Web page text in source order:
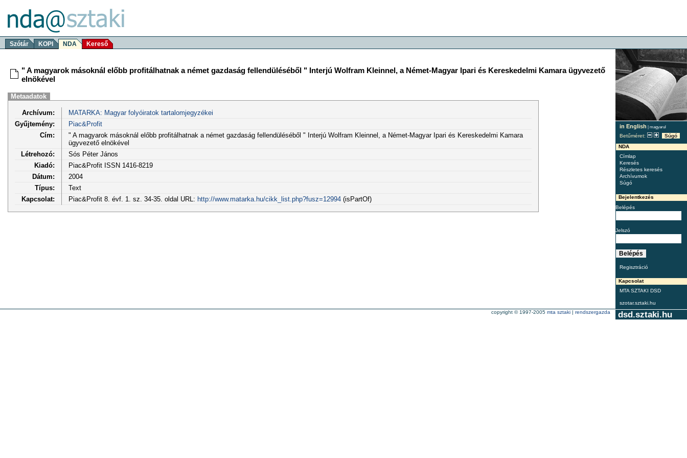
Szótár KOPI NDA Kereső
in English | magyarul
Betűméret:
Súgó
NDA
Címlap
Keresés
Részletes keresés
Archívumok
Súgó
Bejelentkezés
Belépés
Jelszó
Regisztráció
Kapcsolat
MTA SZTAKI DSD
szotar.sztaki.hu
" A magyarok másoknál előbb profitálhatnak a német gazdaság fellendüléséből " Interjú Wolfram Kleinnel, a Német-Magyar Ipari és Kereskedelmi Kamara ügyvezető
elnökével
Metaadatok
Archívum:
MATARKA: Magyar folyóiratok tartalomjegyzékei
Gyűjtemény:
Piac&Profit
Cím:
" A magyarok másoknál előbb profitálhatnak a német gazdaság fellendüléséből " Interjú Wolfram Kleinnel, a Német-Magyar Ipari és Kereskedelmi Kamara
ügyvezető elnökével
Létrehozó:
Sós Péter János
Kiadó:
Piac&Profit ISSN 1416-8219
Dátum:
2004
Típus:
Text
Kapcsolat:
Piac&Profit 8. évf. 1. sz. 34-35. oldal URL: http://www.matarka.hu/cikk_list.php?fusz=12994(isPartOf)
dsd.sztaki.hu
copyright © 1997-2005 mta sztaki | rendszergazda